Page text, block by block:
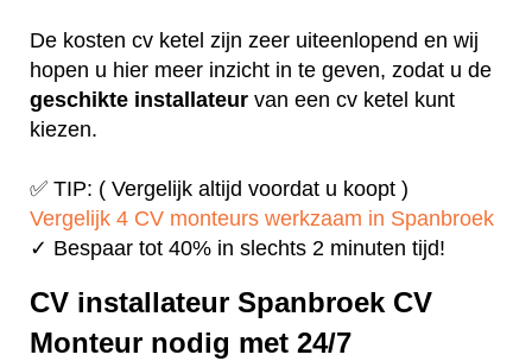
De kosten cv ketel zijn zeer uiteenlopend en wij
hopen u hier meer inzicht in te geven, zodat u de
geschikte installateur van een cv ketel kunt
kiezen.
✅ TIP: ( Vergelijk altijd voordat u koopt )
Vergelijk 4 CV monteurs werkzaam in Spanbroek
✓ Bespaar tot 40% in slechts 2 minuten tijd!
CV installateur Spanbroek CV
Monteur nodig met 24/7